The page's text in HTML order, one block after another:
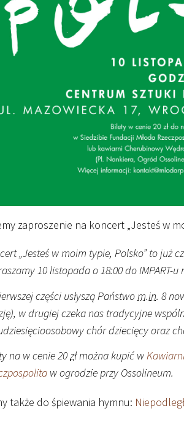
zaproszenie na koncert „Jesteś w
„Jesteś w moim typie, Polsko” to już
10 listopada o18:00do IMPART-u
części usłyszą Państwom.in. 8
w drugiej czeka nas tradycyjne
chór dziecięcy oraz
na w cenie 20złmożna kupić w
w ogrodzie przy Ossolineum.
także do śpiewania hymnu: